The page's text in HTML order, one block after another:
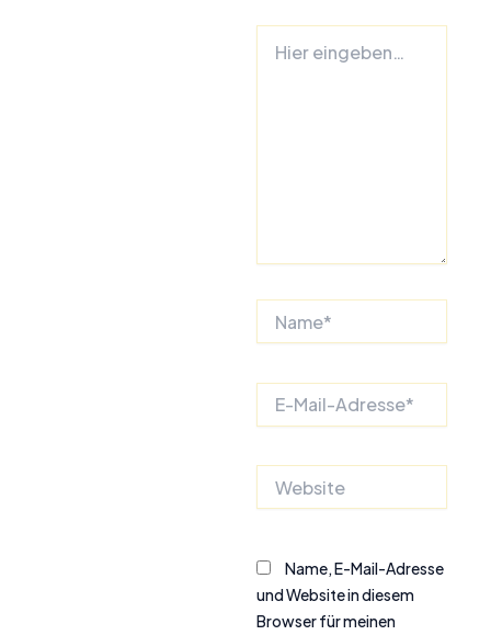
eingeben…
Mail-
Name, E-Mail-Adresse
und Website in diesem
Browser für meinen